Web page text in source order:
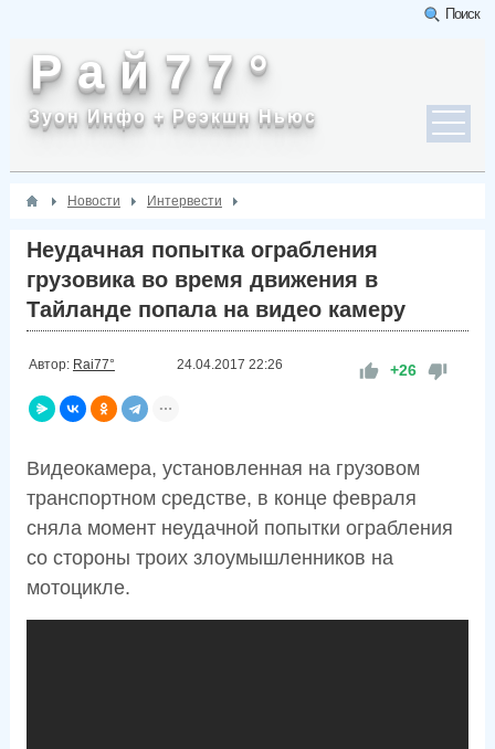
Поиск
Р а й 7 7 °
Зуон Инфо + Реэкшн Ньюс
Новости Интервести
Неудачная попытка ограбления
грузовика во время движения в
Тайланде попала на видео камеру
Автор: Rai77° 24.04.2017 22:26 +26
Видеокамера, установленная на грузовом
транспортном средстве, в конце февраля
сняла момент неудачной попытки ограбления
со стороны троих злоумышленников на
мотоцикле.